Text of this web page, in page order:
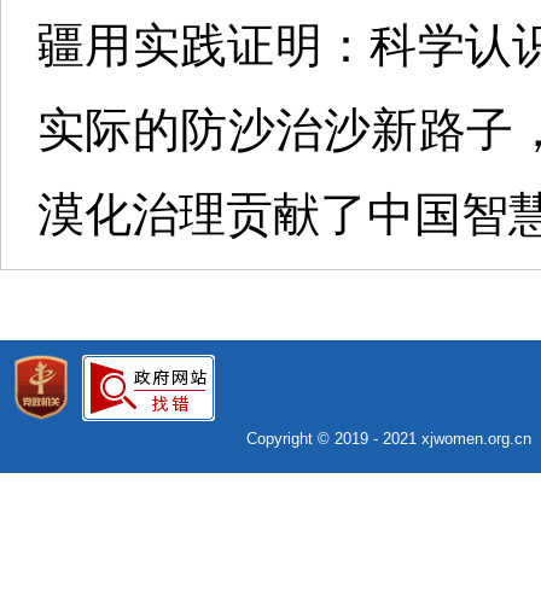
疆用实践证明：科学认
实际的防沙治沙新路子
漠化治理贡献了中国智
Copyright © 2019 - 2021